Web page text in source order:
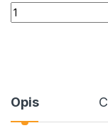
Led panel plastika
Opis